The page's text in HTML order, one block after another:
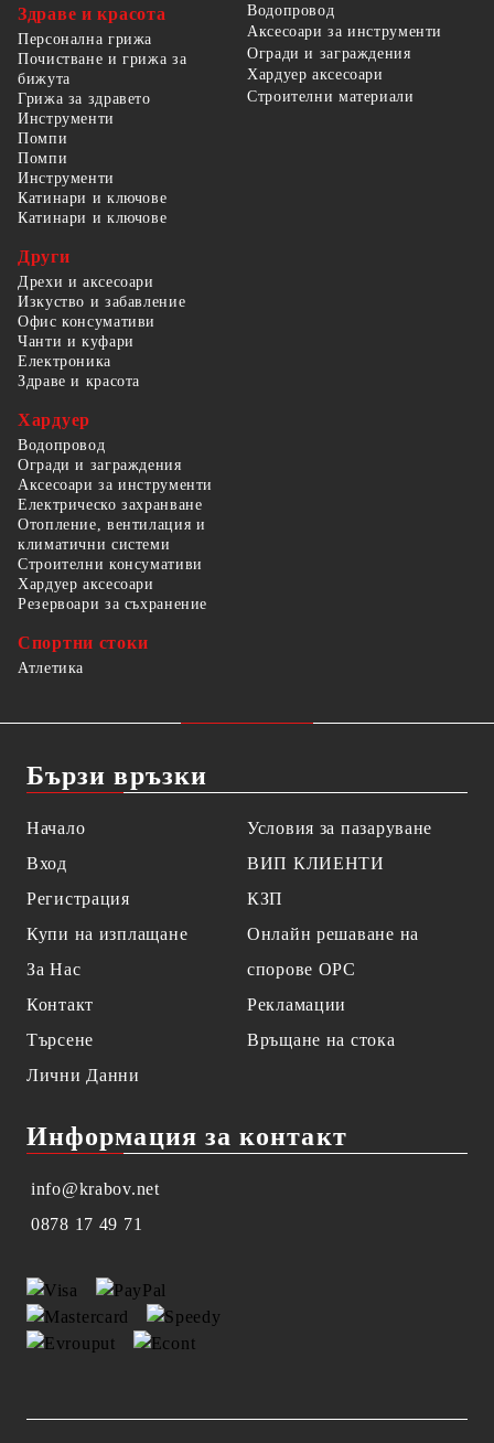
Здраве и красота
Персонална грижа
Почистване и грижа за
бижута
Грижа за здравето
Водопровод
Аксесоари за инструменти
Огради и заграждения
Хардуер аксесоари
Строителни материали
Инструменти
Помпи
Помпи
Инструменти
Катинари и ключове
Катинари и ключове
Други
Дрехи и аксесоари
Изкуство и забавление
Офис консумативи
Чанти и куфари
Електроника
Здраве и красота
Хардуер
Водопровод
Огради и заграждения
Аксесоари за инструменти
Електрическо захранване
Отопление, вентилация и
климатични системи
Строителни консумативи
Хардуер аксесоари
Резервоари за съхранение
Спортни стоки
Атлетика
Бързи връзки
Начало
Вход
Регистрация
Купи на изплащане
За Нас
Контакт
Търсене
Лични Данни
Условия за пазаруване
ВИП КЛИЕНТИ
КЗП
Онлайн решаване на
спорове OPC
Рекламации
Връщане на стока
Информация за контакт
info@krabov.net
0878 17 49 71